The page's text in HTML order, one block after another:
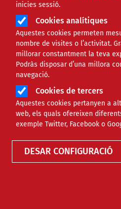
inicies sessió.
Cookies analítiques
Aquestes cookies permeten
nombre de visites o l’activitat.
millorar constantment la teva
Podràs disposar d’una millora
navegació.
Cookies de tercers
Aquestes cookies pertanyen a
web, els quals ofereixen
exemple Twitter, Facebook o
DESAR CONFIGURACIÓ
Finançament
Tipus